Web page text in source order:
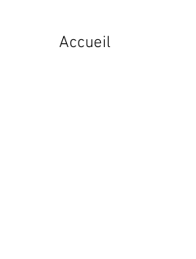
Accueil